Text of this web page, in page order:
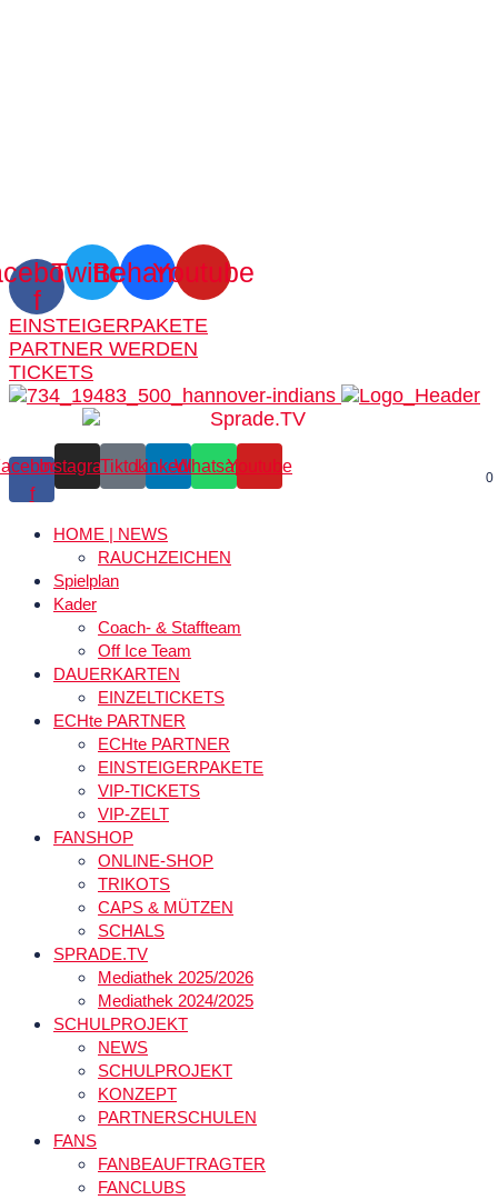
f
TwitterBehanceYoutube
EINSTEIGERPAKETE
PARTNER WERDEN
TICKETS
f
InstagramTiktokLinkedinWhatsappYoutube
0
HOME | NEWS
RAUCHZEICHEN
Spielplan
Kader
Coach- & Staffteam
Off Ice Team
DAUERKARTEN
EINZELTICKETS
ECHte PARTNER
ECHte PARTNER
EINSTEIGERPAKETE
VIP-TICKETS
VIP-ZELT
FANSHOP
ONLINE-SHOP
TRIKOTS
CAPS & MÜTZEN
SCHALS
SPRADE.TV
Mediathek 2025/2026
Mediathek 2024/2025
SCHULPROJEKT
NEWS
SCHULPROJEKT
KONZEPT
PARTNERSCHULEN
FANS
FANBEAUFTRAGTER
FANCLUBS